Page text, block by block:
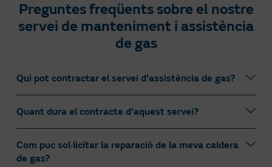
Preguntes freqüents sobre el nostre
servei de manteniment i assistència
de gas
Qui pot contractar el servei d'assistència de gas?
El servei d'assistència de gas de Servigas està
disponible per a clients domèstics de gas amb tarifes
RL1, RL2 i RL3.
Quant dura el contracte d’aquest servei?
Els contractes de Servigas tenen una vigència anual a
partir de la data d'activació del contracte. A partir del
Com puc sol·licitar la reparació de la meva caldera
de gas?